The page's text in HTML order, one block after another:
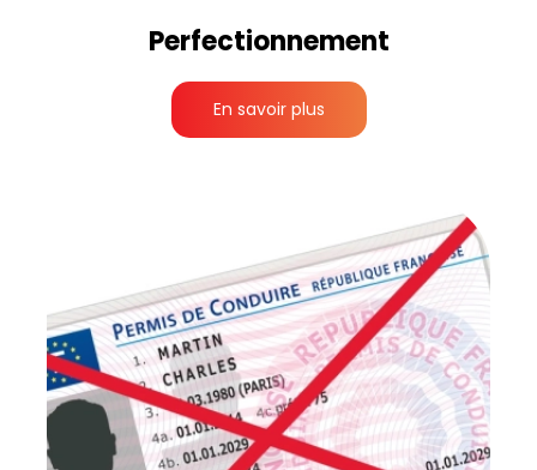
Perfectionnement
En savoir plus